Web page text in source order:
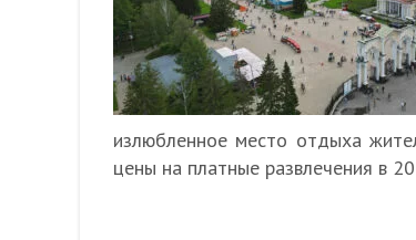
излюбленное место отдыха
цены на платные развлечения в